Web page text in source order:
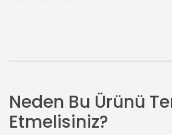
Neden Bu Ürünü
Etmelisiniz?